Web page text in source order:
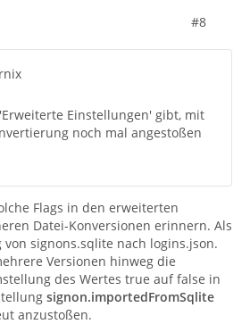
#8
Einstellungen' gibt, mit
noch mal angestoßen
Flags in den erweiterten
Datei-Konversionen erinnern. Als
signons.sqlite nach logins.json.
Versionen hinweg die
des Wertes true auf false in
signon.importedFromSqlite
anzustoßen.